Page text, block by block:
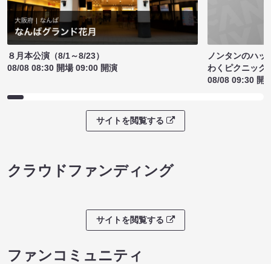
８月本公演（8/1～8/23）
08/08 08:30 開場 09:00 開演
ノンタンのハッ
わくピクニック
08/08 09:30 開
サイトを閲覧する
クラウドファンディング
サイトを閲覧する
ファンコミュニティ